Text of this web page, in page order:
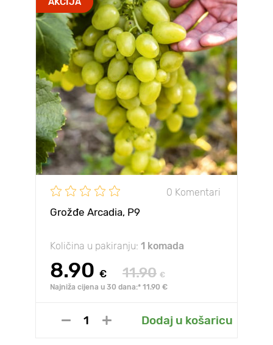
0 Komentari
Grožđe Arcadia, Р9
Količina u pakiranju: 1 komada
8.90 € 11.90 €
Najniža cijena u 30 dana:* 11.90 €
Dodaj u košaricu